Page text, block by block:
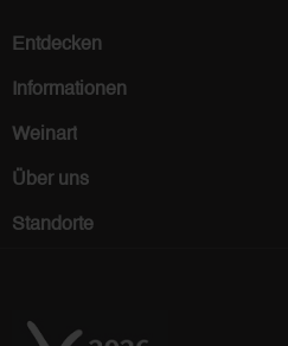
Entdecken
Informationen
Weinart
Über uns
Standorte